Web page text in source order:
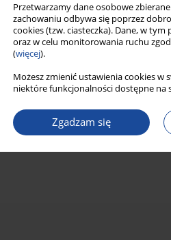
Przetwarzamy dane osobowe
zachowaniu odbywa się poprzez
cookies (tzw. ciasteczka). Dane, w
oraz w celu monitorowania ruchu
(więcej).
Możesz zmienić ustawienia cookies w
niektóre funkcjonalności dostępne na
Zgadzam się